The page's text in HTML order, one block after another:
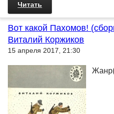
Читать
Вот какой Пахомов!
Виталий Коржиков
15 апреля 2017, 21:30